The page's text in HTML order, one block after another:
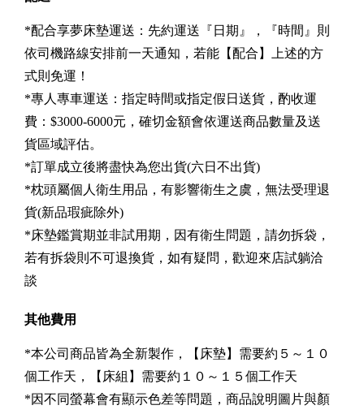
*配合享夢床墊運送：先約運送『日期』，『時間』則
依司機路線安排前一天通知，若能【配合】上述的方
式則免運！
*專人專車運送：指定時間或指定假日送貨，酌收運
費：$3000-6000元，確切金額會依運送商品數量及送
貨區域評估。
*訂單成立後將盡快為您出貨(六日不出貨)
*枕頭屬個人衛生用品，有影響衛生之虞，無法受理退
貨(新品瑕疵除外)
*床墊鑑賞期並非試用期，因有衛生問題，請勿拆袋，
若有拆袋則不可退換貨，如有疑問，歡迎來店試躺洽
談
其他費用
*本公司商品皆為全新製作，【床墊】需要約５～１０
個工作天，【床組】需要約１０～１５個工作天
*因不同螢幕會有顯示色差等問題，商品說明圖片與顏